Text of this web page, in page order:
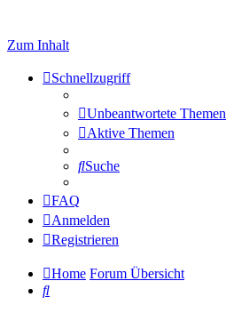
Zum Inhalt
Schnellzugriff
Unbeantwortete Themen
Aktive Themen
Suche
FAQ
Anmelden
Registrieren
Home Forum Übersicht
Suche